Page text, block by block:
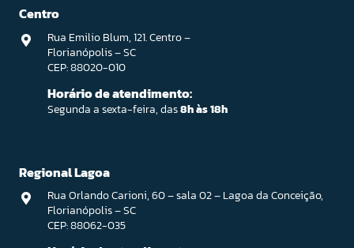
Centro
Rua Emilio Blum, 121. Centro –
Florianópolis – SC
CEP: 88020-010
Horário de atendimento:
Segunda a sexta-feira, das8h às 18h
Regional Lagoa
Rua Orlando Carioni, 60 – sala 02 – Lagoa da Conceição,
Florianópolis – SC
CEP: 88062-035